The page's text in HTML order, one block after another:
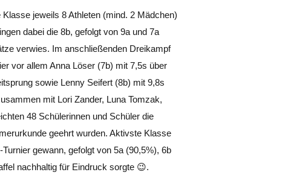
jeweils 8 Athleten (mind. 2 Mädchen)
dabei die 8b, gefolgt von 9a und 7a
verwies. Im anschließenden Dreikampf
vor allem Anna Löser (7b) mit 7,5s über
sowie Lenny Seifert (8b) mit 9,8s
mit Lori Zander, Luna Tomzak,
48 Schülerinnen und Schüler die
geehrt wurden. Aktivste Klasse
gewann, gefolgt von 5a (90,5%), 6b
nachhaltig für Eindruck sorgte 😉.